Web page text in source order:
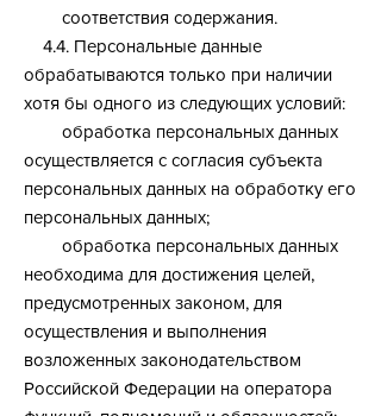
соответствия содержания.
4.4. Персональные данные
обрабатываются только при наличии
хотя бы одного из следующих условий:
обработка персональных данных
осуществляется с согласия субъекта
персональных данных на обработку его
персональных данных;
обработка персональных данных
необходима для достижения целей,
предусмотренных законом, для
осуществления и выполнения
возложенных законодательством
Российской Федерации на оператора